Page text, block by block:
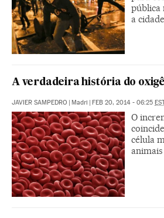
pública
a
A verdadeira história do
JAVIER SAMPEDRO | Madri | FEB 20, 2014 - 06:25
O
célula
animais